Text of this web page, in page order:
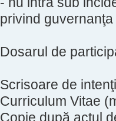
privind
Dosarul de
Scrisoare de
Curriculum Vitae
Copie după actul